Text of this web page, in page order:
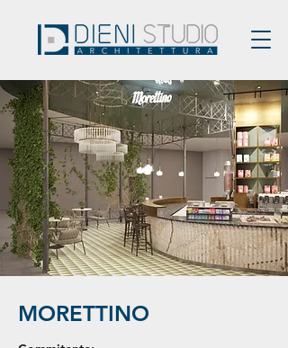
MORETTINO